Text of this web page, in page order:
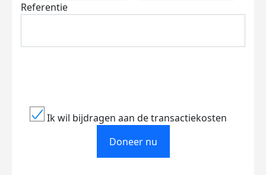
Referentie
Ik wil bijdragen aan de transactiekosten
Doneer nu